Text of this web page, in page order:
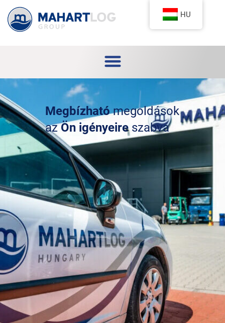
Megbízhatómegoldások
azÖn igényeireszabva
HU